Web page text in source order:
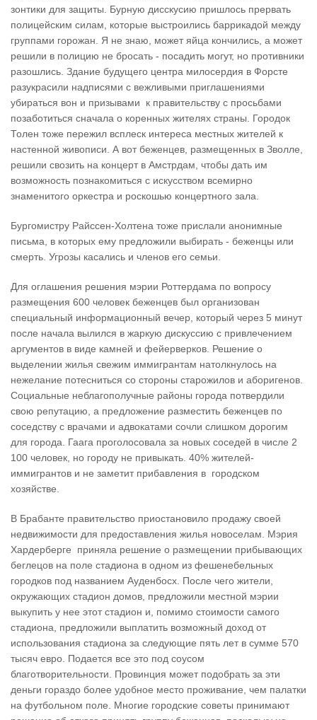
зонтики для защиты. Бурную дисскусию пришлось прервать
полицейским силам, которые выстроились баррикадой между
группами горожан. Я не знаю, может яйца кончились, а может
решили в полицию не бросать - посадить могут, но противники
разошлись. Здание будущего центра милосердия в Форсте
разукрасили надписями с вежливыми приглашениями
убираться вон и призывами к правительству с просьбами
позаботиться сначала о коренных жителях страны. Городок
Толен тоже пережил всплеск интереса местных жителей к
настенной живописи. А вот беженцев, размещенных в Зволле,
решили свозить на концерт в Амстрдам, чтобы дать им
возможность познакомиться с искусством всемирно
знаменитого оркестра и роскошью концертного зала.
Бургомистру Райссен-Холтена тоже прислали анонимные
письма, в которых ему предложили выбирать - беженцы или
смерть. Угрозы касались и членов его семьи.
Для оглашения решения мэрии Роттердама по вопросу
размещения 600 человек беженцев был организован
специальный информационный вечер, который через 5 минут
после начала вылился в жаркую дискуссию с привлечением
аргументов в виде камней и фейерверков. Решение о
выделении жилья свежим иммигрантам натолкнулось на
нежелание потесниться со стороны старожилов и аборигенов.
Социальные неблагополучные районы города потвердили
свою репутацию, а предложение разместить беженцев по
соседству с врачами и адвокатами сочли слишком дорогим
для города. Гаага проголосовала за новых соседей в числе 2
100 человек, но городу не привыкать. 40% жителей-
иммигрантов и не заметит прибавления в городском
хозяйстве.
В Брабанте правительство приостановило продажу своей
недвижимости для предоставления жилья новоселам. Мэрия
Хардерберге приняла решение о размещении прибывающих
беглецов на поле стадиона в одном из фешенебельных
городков под названием Ауденбосх. После чего жители,
окружающих стадион домов, предложили местной мэрии
выкупить у нее этот стадион и, помимо стоимости самого
стадиона, предложили выплатить возможный доход от
использования стадиона за следующие пять лет в сумме 570
тысяч евро. Подается все это под соусом
благотворительности. Провинция может подобрать за эти
деньги гораздо более удобное место проживание, чем палатки
на футбольном поле. Многие городские советы принимают